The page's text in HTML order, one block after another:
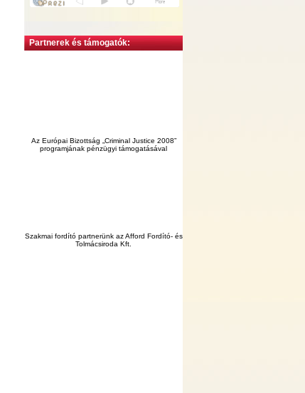
Partnerek és támogatók:
Az Európai Bizottság „Criminal Justice 2008”
programjának pénzügyi támogatásával
Szakmai fordító partnerünk az Afford Fordító- és
Tolmácsiroda Kft.